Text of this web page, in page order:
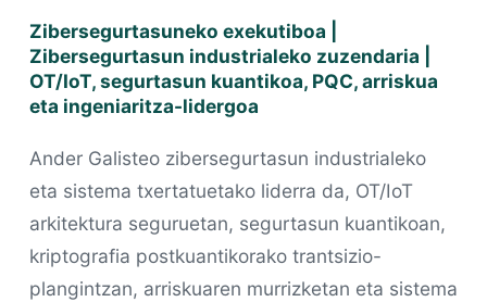
Zibersegurtasuneko exekutiboa |
Zibersegurtasun industrialeko zuzendaria |
OT/IoT, segurtasun kuantikoa, PQC, arriskua
eta ingeniaritza-lidergoa
Ander Galisteo zibersegurtasun industrialeko
eta sistema txertatuetako liderra da, OT/IoT
arkitektura seguruetan, segurtasun kuantikoan,
kriptografia postkuantikorako trantsizio-
plangintzan, arriskuaren murrizketan eta sistema